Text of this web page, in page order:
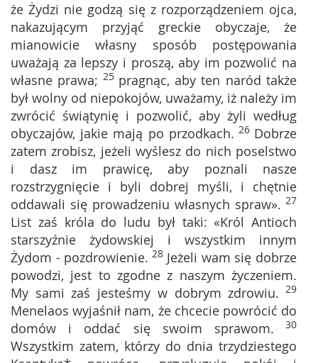
że Żydzi nie godzą się z rozporządzeniem ojca,
nakazującym przyjąć greckie obyczaje, że
mianowicie własny sposób postępowania
uważają za lepszy i proszą, aby im pozwolić na
własne prawa; 25 pragnąc, aby ten naród także
był wolny od niepokojów, uważamy, iż należy im
zwrócić świątynię i pozwolić, aby żyli według
obyczajów, jakie mają po przodkach. 26 Dobrze
zatem zrobisz, jeżeli wyślesz do nich poselstwo
i dasz im prawicę, aby poznali nasze
rozstrzygnięcie i byli dobrej myśli, i chętnie
oddawali się prowadzeniu własnych spraw». 27
List zaś króla do ludu był taki: «Król Antioch
starszyźnie żydowskiej i wszystkim innym
Żydom - pozdrowienie. 28 Jeżeli wam się dobrze
powodzi, jest to zgodne z naszym życzeniem.
My sami zaś jesteśmy w dobrym zdrowiu. 29
Menelaos wyjaśnił nam, że chcecie powrócić do
domów i oddać się swoim sprawom. 30
Wszystkim zatem, którzy do dnia trzydziestego